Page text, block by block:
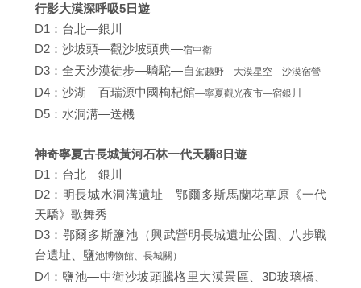
行影大漠深呼吸5日遊
D1：台北—銀川
D2：沙坡頭—觀沙坡頭典—宿中衛
D3：全天沙漠徒步—騎駝—自駕越野—大漠星空—沙漠宿營
D4：沙湖—百瑞源中國枸杞館—寧夏觀光夜市—宿銀川
D5：水洞溝—送機
神奇寧夏古長城黃河石林一代天驕8日遊
D1：台北—銀川
D2：明長城水洞溝遺址—鄂爾多斯馬蘭花草原《一代
天驕》歌舞秀
D3：鄂爾多斯鹽池（興武營明長城遺址公園、八步戰
台遺址、鹽池博物館、長城關）
D4：鹽池—中衛沙坡頭騰格里大漠景區、3D玻璃橋、